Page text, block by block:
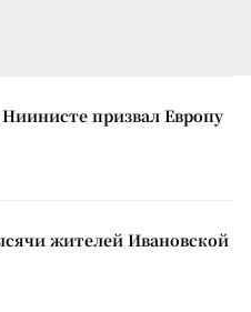
призвал Европу
жителей Ивановской